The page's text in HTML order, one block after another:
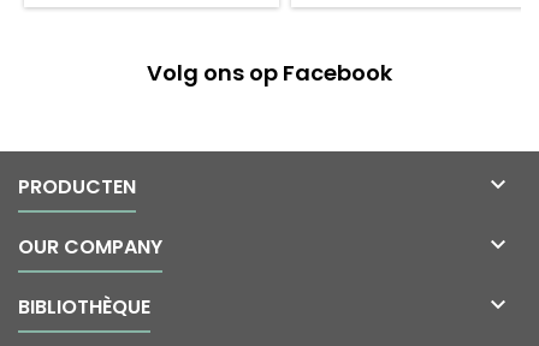
Volg ons op Facebook
PRODUCTEN 
OUR COMPANY 
BIBLIOTHÈQUE 